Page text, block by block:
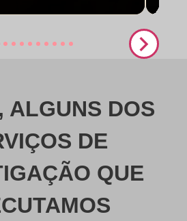
ALGUNS DOS
DE
QUE